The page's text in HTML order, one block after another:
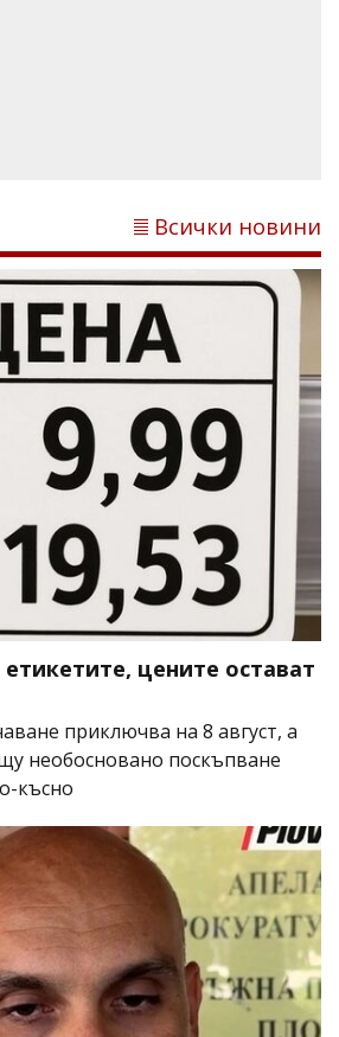
Всички новини
цените остават
приключва на 8 август, а
необосновано поскъпване
късно